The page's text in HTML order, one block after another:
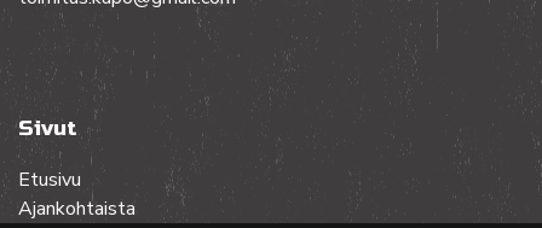
Sivut
Etusivu
Ajankohtaista